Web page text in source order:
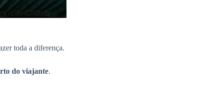
toda a diferença.
do viajante.